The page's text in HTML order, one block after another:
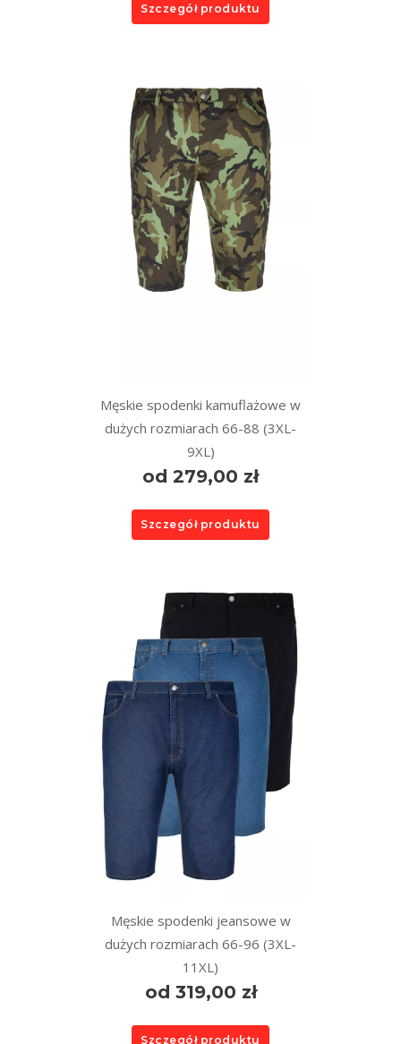
Szczegół produktu
Męskie spodenki kamuflażowe w
dużych rozmiarach 66-88 (3XL-
9XL)
od 279,00 zł
Szczegół produktu
Męskie spodenki jeansowe w
dużych rozmiarach 66-96 (3XL-
11XL)
od 319,00 zł
Szczegół produktu